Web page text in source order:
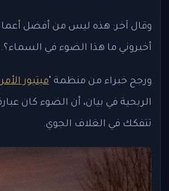
وقال آخر: هذه ليس من أفضل
أخبروني ما هذا الضوء في السماء؟.
ورجح خبراء من منظمة "ميتيور
الربحية في بيان، أن الضوء كان
تتفكك في الغلاف الجوي.